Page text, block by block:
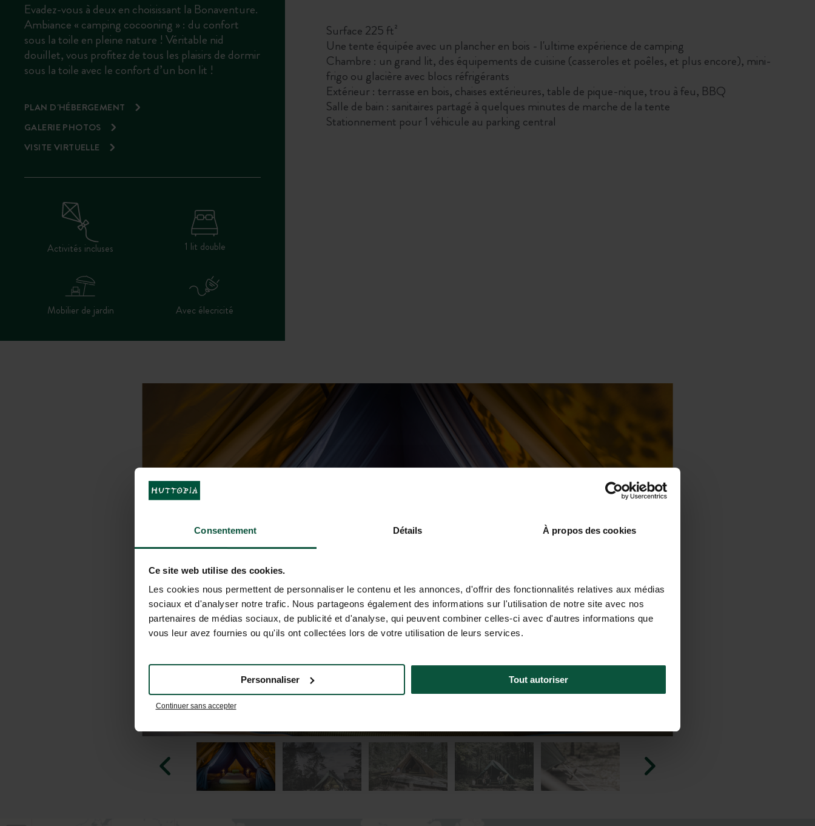
Consentement Détails À propos des cookies
Ce site web utilise des cookies.
Les cookies nous permettent de personnaliser le contenu et les annonces, d'offrir des fonctionnalités relatives aux médias
sociaux et d'analyser notre trafic. Nous partageons également des informations sur l'utilisation de notre site avec nos
partenaires de médias sociaux, de publicité et d'analyse, qui peuvent combiner celles-ci avec d'autres informations que
vous leur avez fournies ou qu'ils ont collectées lors de votre utilisation de leurs services.
Continuer sans accepter
Personnaliser Tout autoriser
Evadez-vous à deux en choisissant la Bonaventure.
Ambiance « camping cocooning » : du confort
sous la toile en pleine nature ! Véritable nid
douillet, vous profitez de tous les plaisirs de dormir
sous la toile avec le confort d’un bon lit !
PLAN D'HÉBERGEMENT
GALERIE PHOTOS
VISITE VIRTUELLE
Activités incluses 1 lit double
Mobilier de jardin Avec élecricité
Surface 225 ft²
Une tente équipée avec un plancher en bois - l'ultime expérience de camping
Chambre : un grand lit, des équipements de cuisine (casseroles et poêles, et plus encore), mini-
frigo ou glacière avec blocs réfrigérants
Extérieur : terrasse en bois, chaises extérieures, table de pique-nique, trou à feu, BBQ
Salle de bain : sanitaires partagé à quelques minutes de marche de la tente
Stationnement pour 1 véhicule au parking central